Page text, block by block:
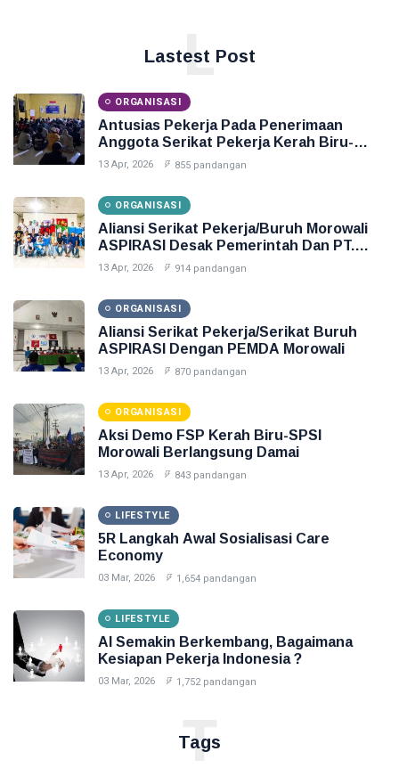
Lastest Post
L
ORGANISASI
Antusias Pekerja Pada Penerimaan
Anggota Serikat Pekerja Kerah Biru-
SPSI
13 Apr, 2026 855 pandangan
ORGANISASI
Aliansi Serikat Pekerja/Buruh Morowali
ASPIRASI Desak Pemerintah Dan PT.
ITSS
13 Apr, 2026 914 pandangan
ORGANISASI
Aliansi Serikat Pekerja/Serikat Buruh
ASPIRASI Dengan PEMDA Morowali
13 Apr, 2026 870 pandangan
ORGANISASI
Aksi Demo FSP Kerah Biru-SPSI
Morowali Berlangsung Damai
13 Apr, 2026 843 pandangan
LIFESTYLE
5R Langkah Awal Sosialisasi Care
Economy
03 Mar, 2026 1,654 pandangan
LIFESTYLE
AI Semakin Berkembang, Bagaimana
Kesiapan Pekerja Indonesia ?
03 Mar, 2026 1,752 pandangan
Tags
T